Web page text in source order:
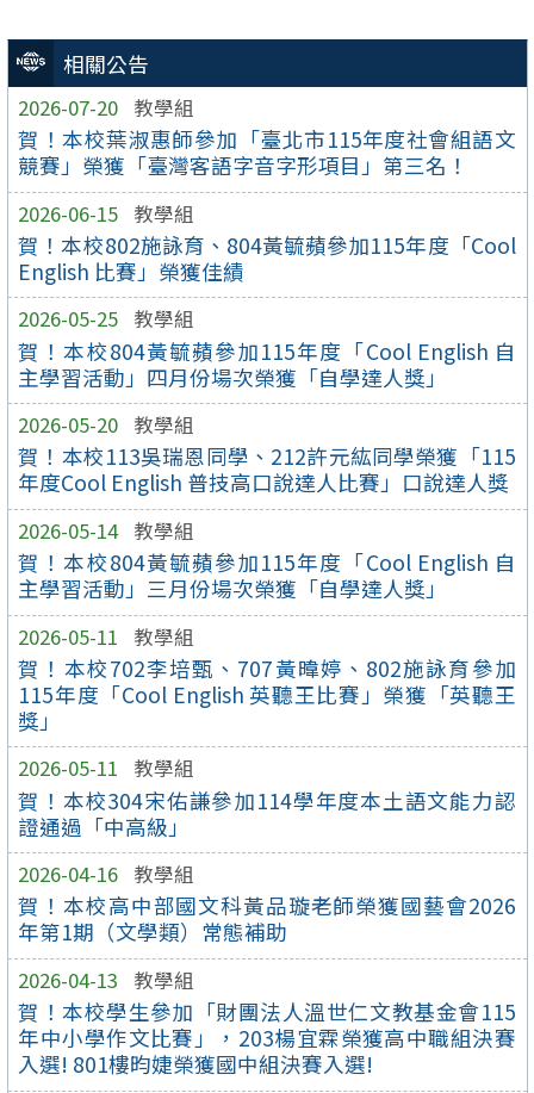
相關公告
2026-07-20 教學組
賀！本校葉淑惠師參加「臺北市115年度社會組語文
競賽」榮獲「臺灣客語字音字形項目」第三名！
2026-06-15 教學組
賀！本校802施詠育、804黃毓蘋參加115年度「Cool
English 比賽」榮獲佳績
2026-05-25 教學組
賀！本校804黃毓蘋參加115年度「Cool English 自
主學習活動」四月份場次榮獲「自學達人獎」
2026-05-20 教學組
賀！本校113吳瑞恩同學、212許元紘同學榮獲「115
年度Cool English 普技高口說達人比賽」口說達人獎
2026-05-14 教學組
賀！本校804黃毓蘋參加115年度「Cool English 自
主學習活動」三月份場次榮獲「自學達人獎」
2026-05-11 教學組
賀！本校702李培甄、707黃暐婷、802施詠育參加
115年度「Cool English 英聽王比賽」榮獲「英聽王
獎」
2026-05-11 教學組
賀！本校304宋佑謙參加114學年度本土語文能力認
證通過「中高級」
2026-04-16 教學組
賀！本校高中部國文科黃品璇老師榮獲國藝會2026
年第1期（文學類）常態補助
2026-04-13 教學組
賀！本校學生參加「財團法人溫世仁文教基金會115
年中小學作文比賽」，203楊宜霖榮獲高中職組決賽
入選! 801樓昀婕榮獲國中組決賽入選!